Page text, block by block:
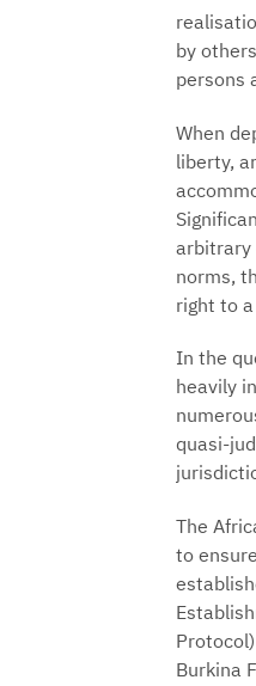
by
persons
When
liberty,
arbitrary
norms,
right to
In the
heavily
quasi-
The
to
Burkina